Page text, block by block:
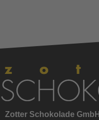
Zotter Schokolade GmbH